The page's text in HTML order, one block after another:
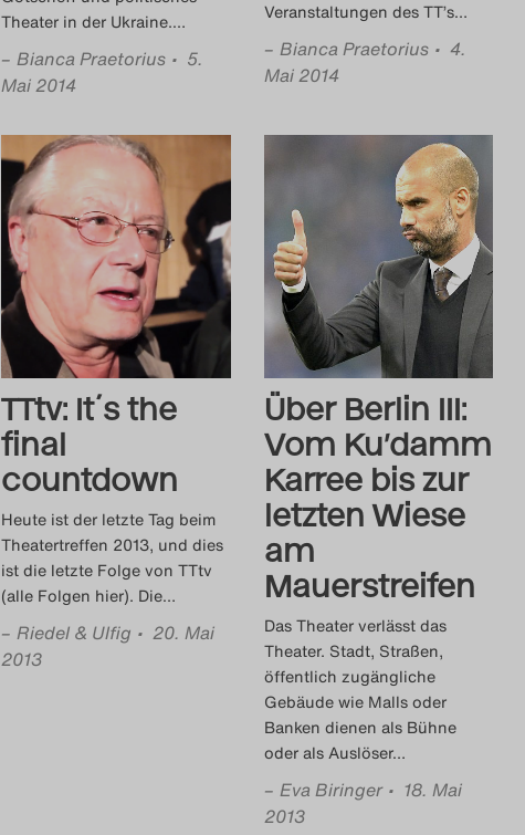
Theater in der Ukraine.…
– Bianca Praetorius • 5.
Mai 2014
Veranstaltungen des TT’s…
– Bianca Praetorius • 4.
Mai 2014
TTtv: It´s the
final
countdown
Heute ist der letzte Tag beim
Theatertreffen 2013, und dies
ist die letzte Folge von TTtv
(alle Folgen hier). Die…
– Riedel & Ulfig • 20. Mai
2013
Über Berlin III:
Vom Ku’damm
Karree bis zur
letzten Wiese
am
Mauerstreifen
Das Theater verlässt das
Theater. Stadt, Straßen,
öffentlich zugängliche
Gebäude wie Malls oder
Banken dienen als Bühne
oder als Auslöser…
– Eva Biringer • 18. Mai
2013